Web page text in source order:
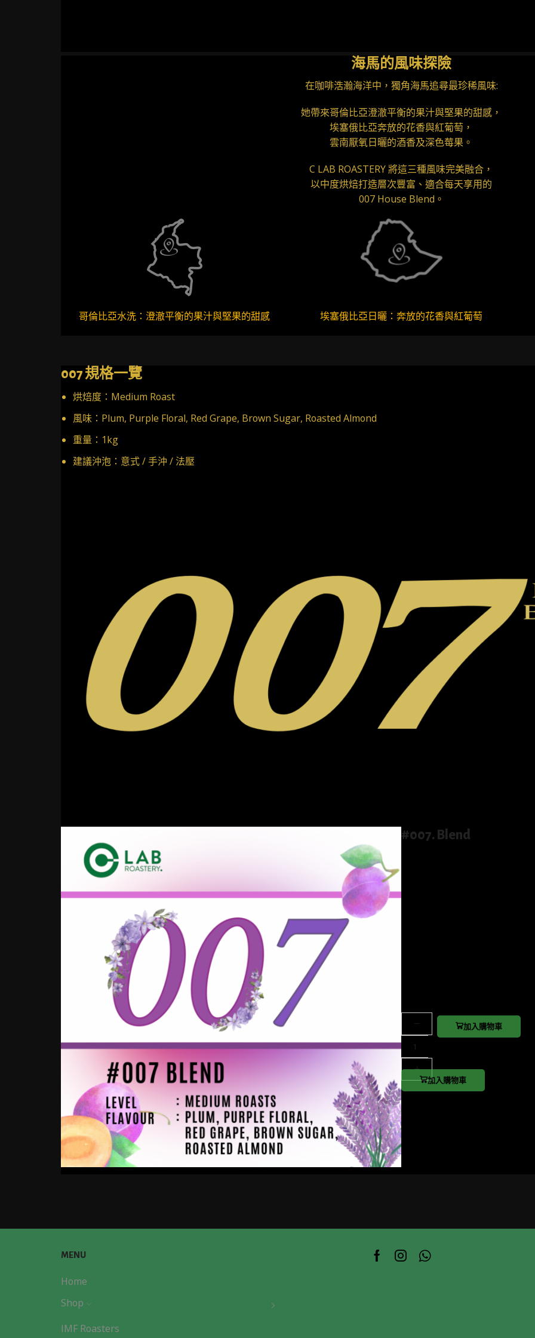
海馬的風味探險
在咖啡浩瀚海洋中，獨角海馬追尋最珍稀風味:
她帶來哥倫比亞澄澈平衡的果汁與堅果的甜感，
埃塞俄比亞奔放的花香與紅葡萄，
雲南厭氧日曬的酒香及深色莓果。
C LAB ROASTERY 將這三種風味完美融合，
以中度烘焙打造層次豐富、適合每天享用的
007 House Blend。
哥倫比亞水洗：澄澈平衡的果汁與堅果的甜感 埃塞俄比亞日曬：奔放的花香與紅葡萄
007 規格一覽
烘焙度：Medium Roast
風味：Plum, Purple Floral, Red Grape, Brown Sugar, Roasted Almond
重量：1kg
建議沖泡：意式 / 手沖 / 法壓
#007. Blend
#
0
0
7
.
B
l
e
加入購物車
加入購物車
MENU
Home
Shop
IMF Roasters
Facebook
Instagram
Whatsapp